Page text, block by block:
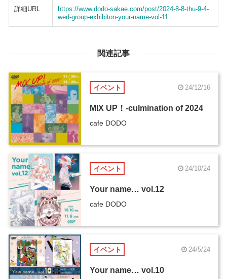
詳細URL
https://www.dodo-sakae.com/post/2024-8-8-thu-9-4-
wed-group-exhibiton-your-name-vol-11
関連記事
イベント 24/12/16
MIX UP！-culmination of 2024
cafe DODO
イベント 24/10/24
Your name… vol.12
cafe DODO
イベント 24/5/24
Your name… vol.10